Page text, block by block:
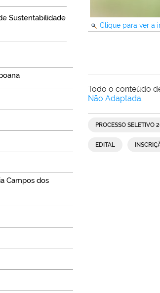
Sustentabilidade
Campos dos
Clique para ver a
Todo o conteúdo
Não Adaptada.
PROCESSO SELETIVO
EDITAL